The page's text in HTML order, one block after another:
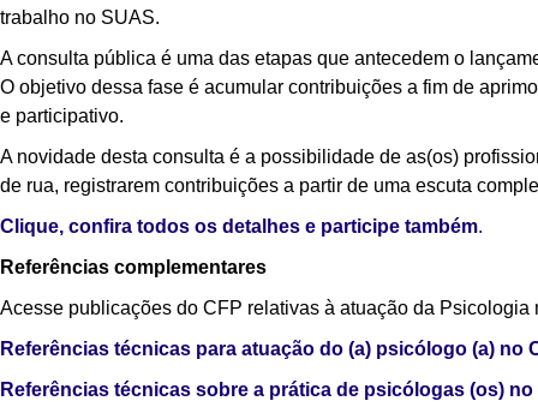
trabalho no SUAS.
A consulta pública é uma das etapas que antecedem o
O objetivo dessa fase é acumular contribuições a fim de
e participativo.
A novidade desta consulta é a possibilidade de as(os)
de rua, registrarem contribuições a partir de uma escuta
Clique, confira todos os detalhes e participe também.
Referências complementares
Acesse publicações do CFP relativas à atuação da Psicologia
Referências técnicas para atuação do (a) psicólogo (a) no
Referências técnicas sobre a prática de psicólogas (os)